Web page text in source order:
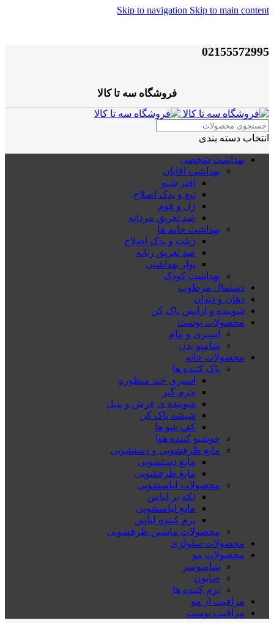
Skip to navigation Skip to main content
02155572995
فروشگاه سه تا کالا
انتخاب دسته بندی
بهداشت شخصی
بهداشت اقایان
افتر شیو
تیغ و یدک اصلاح
ژل و فوم
ضد تعریق مردانه
بهداشت خانم ها
ژیلت و یدک اصلاح
ضد تعریق زنانه
نوار بهداشتی
بهداشت کودک
دستمال مرطوب
دهان و دندان
شوینده و ارایش پاک کن
محصولات پوست
اسپری و مام
شامپو بدن
محصولات خانه
پاک کننده ها
اسپری چند منظوره
جرم گیر
شوینده ی فرش و مبل
شیشه پاک کن
کف شو ها
خوشبو کننده هوا
مایع ظرفشویی و دستشویی
مایع دستشویی
مایع ظرفشویی
محصولات لباسشویی
لکه بر لباس
مایع لباسشویی
نرم کننده لباس
محصولات ماشین ظرفشویی
محصولات سلولزی
محصولات مو
شامپوسر
صابون
نرم کننده ها
مراقبت از مو
مراقبت پوست